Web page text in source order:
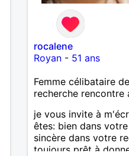
rocalene
Royan- 51 ans
Femme célibataire
recherche rencontre
je vous invite à
êtes: bien dans
sincère dans votre
toujours prêt à